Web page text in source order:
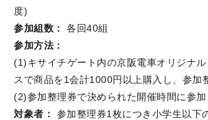
度)
参加組数：
各回40組
参加方法：
(1)キサイチゲート内の京阪電車オリジナ
スで商品を1会計1000円以上購入し、参加
(2)参加整理券で決められた開催時間に参加
対象者：
参加整理券1枚につき小学生以下